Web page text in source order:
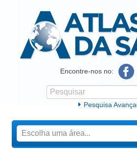
Atlas da SaúdeEncontre-nos no:
Formulário de procura
Pesquisar
Pesquisa